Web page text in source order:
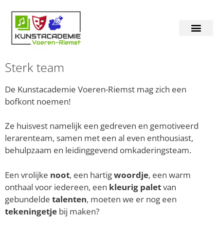
Sterk team
De Kunstacademie Voeren-Riemst mag zich een
bofkont noemen!
Ze huisvest namelijk een gedreven en gemotiveerd
lerarenteam, samen met een al even enthousiast,
behulpzaam en leidinggevend omkaderingsteam.
Een vrolijke noot, een hartigwoordje, een warm
onthaal voor iedereen, een kleurig paletvan
gebundelde talenten, moeten we er nog een
tekeningetje bij maken?